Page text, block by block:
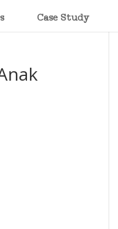
Case Study